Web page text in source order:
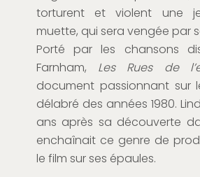
torturent et violent une
muette, qui sera vengée par
Porté par les chansons
Farnham, Les Rues de
document passionnant sur
délabré des années 1980.
ans après sa découverte
enchaînait ce genre de
le film sur ses épaules.